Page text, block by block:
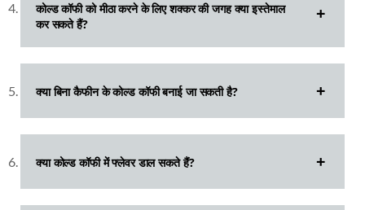
कोल्ड कॉफी को मीठा करने के लिए शक्कर की जगह क्या इस्तेमाल
कर सकते हैं?
क्या बिना कैफीन के कोल्ड कॉफी बनाई जा सकती है?
क्या कोल्ड कॉफी में फ्लेवर डाल सकते हैं?